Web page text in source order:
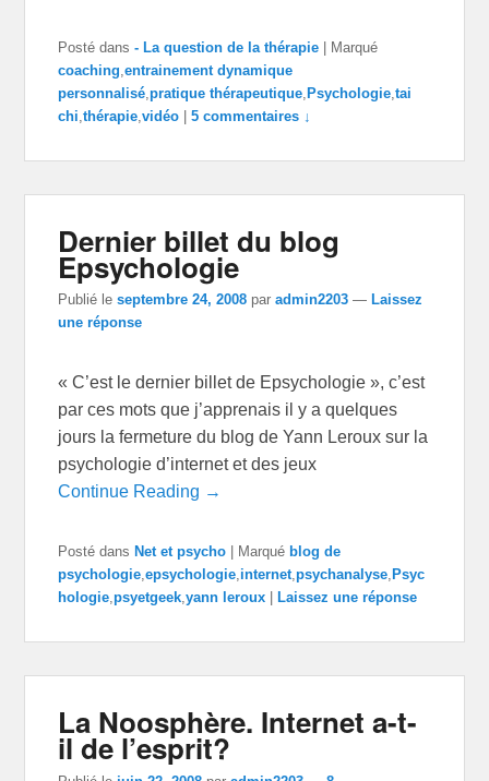
Posté dans - La question de la thérapie | Marqué
coaching ,entrainement dynamique
personnalisé ,pratique thérapeutique ,Psychologie ,tai
chi ,thérapie ,vidéo |5 commentaires ↓
Dernier billet du blog
Epsychologie
Publié leseptembre 24, 2008 paradmin2203 — Laissez
une réponse
« C’est le dernier billet de Epsychologie », c’est
par ces mots que j’apprenais il y a quelques
jours la fermeture du blog de Yann Leroux sur la
psychologie d’internet et des jeux
Continue Reading →
Posté dans Net et psycho Marqué blog de
psychologie,epsychologie,internet,psychanalyse, Psyc
hologie,psyetgeek,yann leroux Laissez une réponse
La Noosphère. Internet a-t-
il de l’esprit?